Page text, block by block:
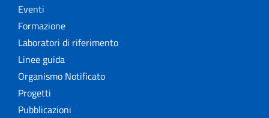
Eventi
Formazione
Laboratori di riferimento
Linee guida
Organismo Notificato
Progetti
Pubblicazioni